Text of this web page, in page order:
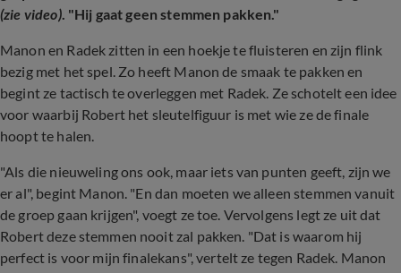
(zie video). "Hij gaat geen stemmen pakken."
Manon en Radek zitten in een hoekje te fluisteren en zijn flink
bezig met het spel. Zo heeft Manon de smaak te pakken en
begint ze tactisch te overleggen met Radek. Ze schotelt een idee
voor waarbij Robert het sleutelfiguur is met wie ze de finale
hoopt te halen.
"Als die nieuweling ons ook, maar iets van punten geeft, zijn we
er al", begint Manon. "En dan moeten we alleen stemmen vanuit
de groep gaan krijgen", voegt ze toe. Vervolgens legt ze uit dat
Robert deze stemmen nooit zal pakken. "Dat is waarom hij
perfect is voor mijn finalekans", vertelt ze tegen Radek. Manon